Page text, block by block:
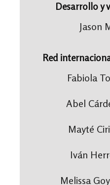
Desarrollo y
Jason
Red
Fabiola
Abel
Mayté
Iván
Melissa